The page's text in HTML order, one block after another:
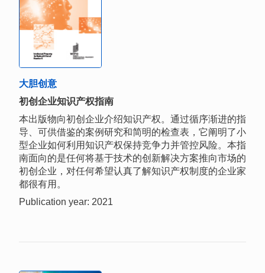
大胆创意
初创企业知识产权指南
本出版物向初创企业介绍知识产权。通过循序渐进的指
导、可供借鉴的案例研究和简明的检查表，它阐明了小
型企业如何利用知识产权保持竞争力并管控风险。本指
南面向的是任何将基于技术的创新解决方案推向市场的
初创企业，对任何希望认真了解知识产权制度的企业家
都很有用。
Publication year: 2021